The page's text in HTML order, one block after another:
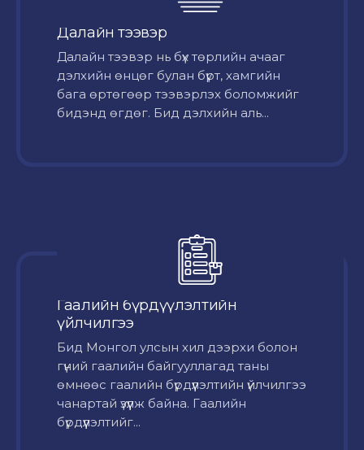
Далайн тээвэр
Далайн тээвэр нь бүх төрлийн ачааг
дэлхийн өнцөг булан бүрт, хамгийн
бага өртөгөөр тээвэрлэх боломжийг
бидэнд өгдөг. Бид дэлхийн аль...
Гаалийн бүрдүүлэлтийн
үйлчилгээ
Бид Монгол улсын хил дээрхи болон
гүний гаалийн байгууллагад таны
өмнөөс гаалийн бүрдүүлэлтийн үйлчилгээ
чанартай үзүүлж байна. Гаалийн
бүрдүүлэлтийг...